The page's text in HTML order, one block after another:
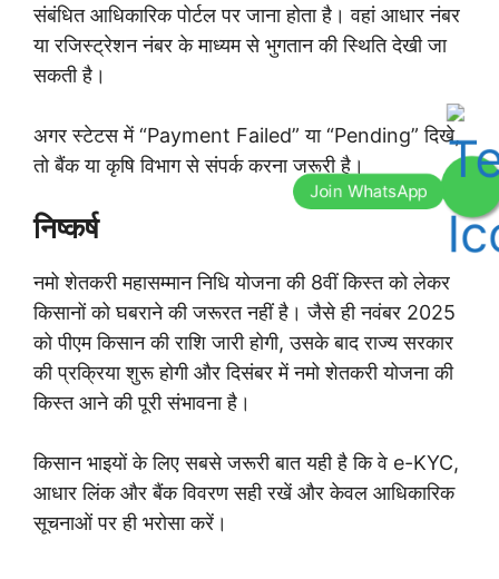
संबंधित आधिकारिक पोर्टल पर जाना होता है। वहां आधार नंबर
या रजिस्ट्रेशन नंबर के माध्यम से भुगतान की स्थिति देखी जा
सकती है।
अगर स्टेटस में “Payment Failed” या “Pending” दिखे,
तो बैंक या कृषि विभाग से संपर्क करना जरूरी है।
निष्कर्ष
नमो शेतकरी महासम्मान निधि योजना की 8वीं किस्त को लेकर
किसानों को घबराने की जरूरत नहीं है। जैसे ही नवंबर 2025
को पीएम किसान की राशि जारी होगी, उसके बाद राज्य सरकार
की प्रक्रिया शुरू होगी और दिसंबर में नमो शेतकरी योजना की
किस्त आने की पूरी संभावना है।
किसान भाइयों के लिए सबसे जरूरी बात यही है कि वे e-KYC,
आधार लिंक और बैंक विवरण सही रखें और केवल आधिकारिक
सूचनाओं पर ही भरोसा करें।